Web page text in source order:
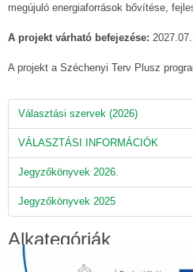
megújuló energiaforrások bővítése,
A projekt várható befejezése:
A projekt a Széchenyi Terv Plusz
Választási szervek (2026)
VÁLASZTÁSI INFORMÁCIÓK
Jegyzőkönyvek 2026.
Jegyzőkönyvek 2025
Alkategóriák